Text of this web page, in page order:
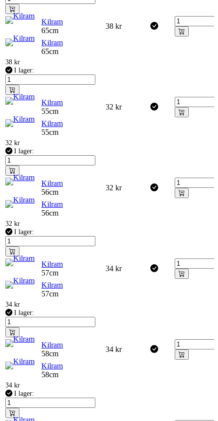
Kilram
65cm
38 kr
Kilram
65cm
38 kr
I lager:
Kilram
55cm
32 kr
Kilram
55cm
32 kr
I lager:
Kilram
56cm
32 kr
Kilram
56cm
32 kr
I lager:
Kilram
57cm
34 kr
Kilram
57cm
34 kr
I lager:
Kilram
58cm
34 kr
Kilram
58cm
34 kr
I lager: